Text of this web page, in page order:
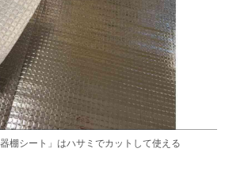
棚シート」はハサミでカットして使える